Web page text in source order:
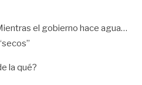
el gobierno hace agua…
la qué?